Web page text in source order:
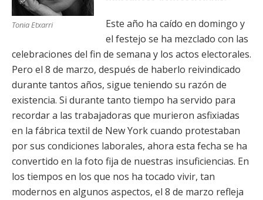
Tonia Etxarri
Este año ha caído en domingo y
el festejo se ha mezclado con las
celebraciones del fin de semana y los actos electorales.
Pero el 8 de marzo, después de haberlo reivindicado
durante tantos años, sigue teniendo su razón de
existencia. Si durante tanto tiempo ha servido para
recordar a las trabajadoras que murieron asfixiadas
en la fábrica textil de New York cuando protestaban
por sus condiciones laborales, ahora esta fecha se ha
convertido en la foto fija de nuestras insuficiencias. En
los tiempos en los que nos ha tocado vivir, tan
modernos en algunos aspectos, el 8 de marzo refleja